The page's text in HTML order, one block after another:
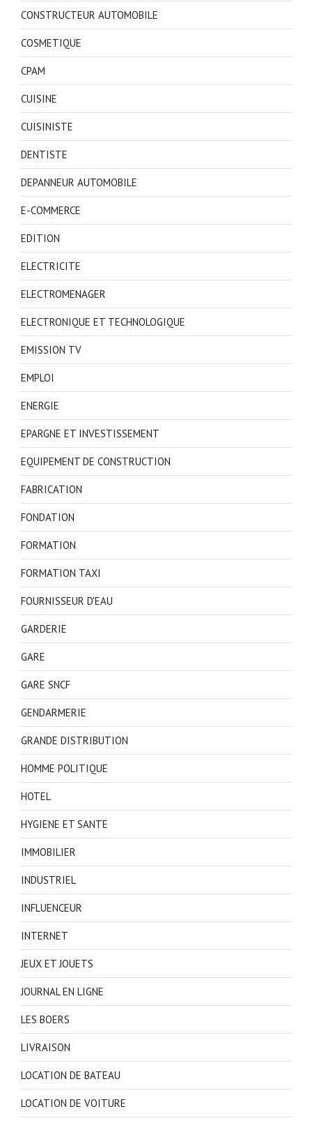
CONSTRUCTEUR AUTOMOBILE
COSMETIQUE
CPAM
CUISINE
CUISINISTE
DENTISTE
DEPANNEUR AUTOMOBILE
E-COMMERCE
EDITION
ELECTRICITE
ELECTROMENAGER
ELECTRONIQUE ET TECHNOLOGIQUE
EMISSION TV
EMPLOI
ENERGIE
EPARGNE ET INVESTISSEMENT
EQUIPEMENT DE CONSTRUCTION
FABRICATION
FONDATION
FORMATION
FORMATION TAXI
FOURNISSEUR D'EAU
GARDERIE
GARE
GARE SNCF
GENDARMERIE
GRANDE DISTRIBUTION
HOMME POLITIQUE
HOTEL
HYGIENE ET SANTE
IMMOBILIER
INDUSTRIEL
INFLUENCEUR
INTERNET
JEUX ET JOUETS
JOURNAL EN LIGNE
LES BOERS
LIVRAISON
LOCATION DE BATEAU
LOCATION DE VOITURE